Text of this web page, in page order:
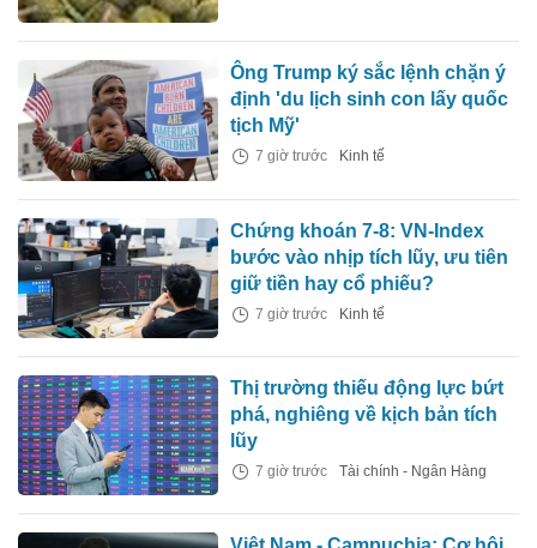
Ông Trump ký sắc lệnh chặn ý
định 'du lịch sinh con lấy quốc
tịch Mỹ'
7 giờ trước Kinh tế
Chứng khoán 7-8: VN-Index
bước vào nhịp tích lũy, ưu tiên
giữ tiền hay cổ phiếu?
7 giờ trước Kinh tế
Thị trường thiếu động lực bứt
phá, nghiêng về kịch bản tích
lũy
7 giờ trước Tài chính - Ngân Hàng